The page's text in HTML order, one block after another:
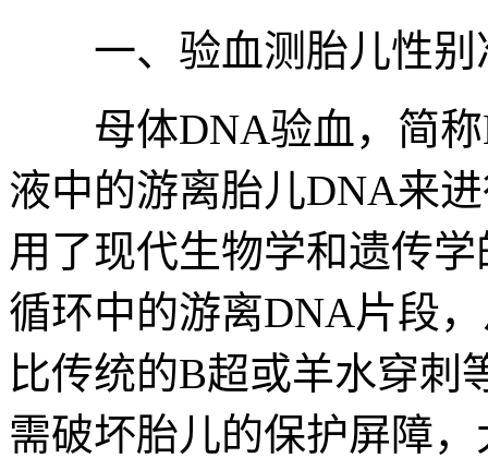
一、验血测胎儿性别
母体DNA验血，简称
液中的游离胎儿DNA来
用了现代生物学和遗传
循环中的游离DNA片段
比传统的B超或羊水穿刺
需破坏胎儿的保护屏障